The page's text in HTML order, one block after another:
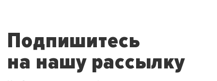
Подпишитесь
на нашу рассылку